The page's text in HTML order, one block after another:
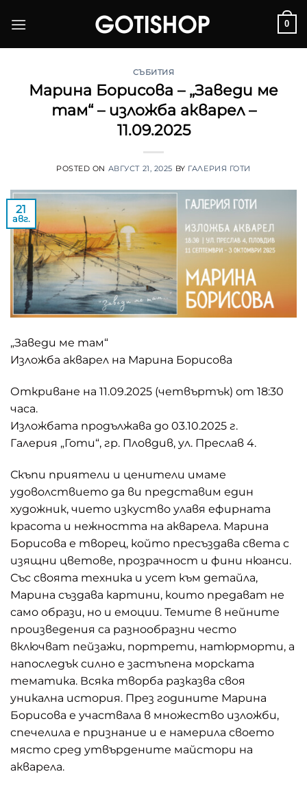
0
СЪБИТИЯ
Марина Борисова – „Заведи ме
там“ – изложба акварел –
11.09.2025
POSTED ON АВГУСТ 21, 2025 BY ГАЛЕРИЯ ГОТИ
21
авг.
„Заведи ме там“
Изложба акварел на Марина Борисова
Откриване на 11.09.2025 (четвъртък) от 18:30
часа.
Изложбата продължава до 03.10.2025 г.
Галерия „Готи“, гр. Пловдив, ул. Преслав 4.
Скъпи приятели и ценители имаме
удоволствието да ви представим един
художник, чието изкуство улавя ефирната
красота и нежността на акварела. Марина
Борисова е творец, който пресъздава света с
изящни цветове, прозрачност и фини нюанси.
Със своята техника и усет към детайла,
Марина създава картини, които предават не
само образи, но и емоции. Темите в нейните
произведения са разнообразни често
включват пейзажи, портрети, натюрморти, а
напоследък силно е застъпена морската
тематика. Всяка творба разказва своя
уникална история. През годините Марина
Борисова е участвала в множество изложби,
спечелила е признание и е намерила своето
място сред утвърдените майстори на
акварела.